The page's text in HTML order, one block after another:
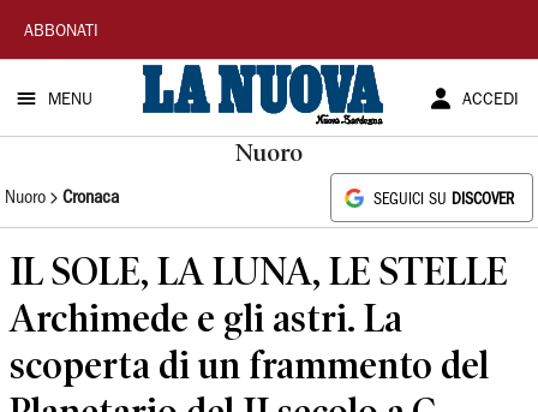
La
Nuova
Sardegna
ABBONATI
MENU ACCEDI
Nuoro
Nuoro Cronaca SEGUICI SU DISCOVER
IL SOLE, LA LUNA, LE STELLE
Archimede e gli astri. La
scoperta di un frammento del